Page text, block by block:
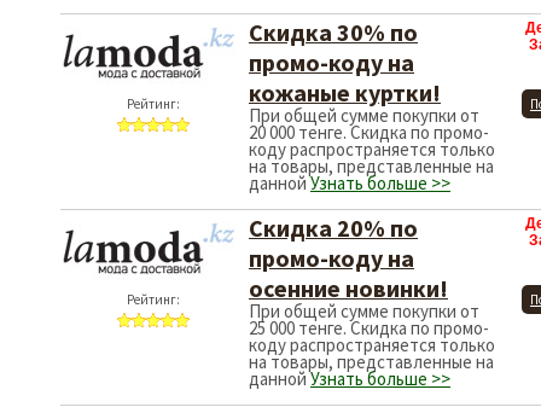
Рейтинг:
Скидка 30% по
промо-коду на
кожаные куртки!
При общей сумме покупки от
20 000 тенге. Скидка по промо-
коду распространяется только
на товары, представленные на
даннойУзнать больше >>
Рейтинг:
Скидка 20% по
промо-коду на
осенние новинки!
При общей сумме покупки от
25 000 тенге. Скидка по промо-
коду распространяется только
на товары, представленные на
даннойУзнать больше >>